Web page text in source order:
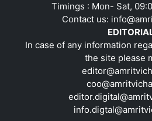
Timings : Mon- Sat,
Contact us:
In case of any information
the site please